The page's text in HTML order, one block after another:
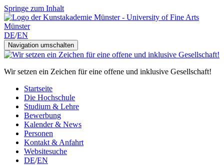
Springe zum Inhalt
DE/EN
Navigation umschalten
Wir setzen ein Zeichen für eine offene und inklusive Gesellschaft!
Startseite
Die Hochschule
Studium & Lehre
Bewerbung
Kalender & News
Personen
Kontakt & Anfahrt
Websitesuche
DE/EN